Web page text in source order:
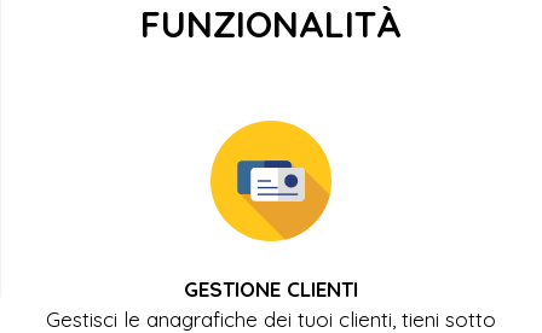
FUNZIONALITÀ
GESTIONE CLIENTI
Gestisci le anagrafiche dei tuoi clienti, tieni sotto